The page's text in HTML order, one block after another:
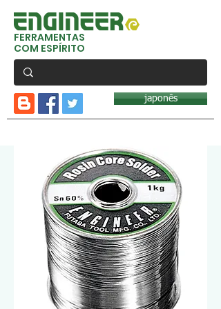
FERRAMENTAS
COM ESPÍRITO
japonês